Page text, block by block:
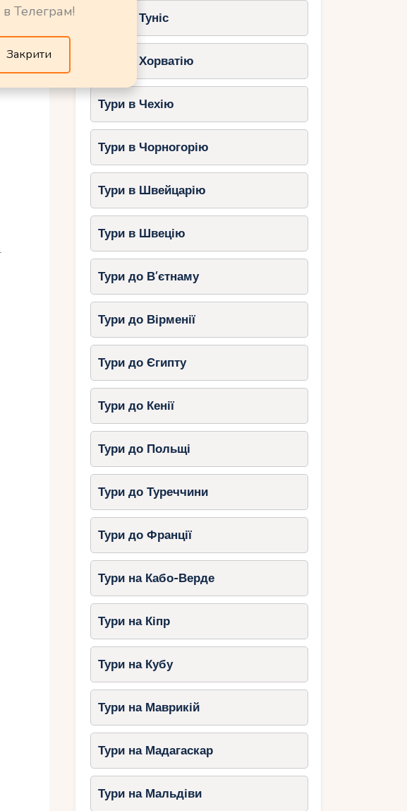
Тури в Туніс
Тури в Хорватію
Тури в Чехію
Тури в Чорногорію
Тури в Швейцарію
Тури в Швецію
Тури до В’єтнаму
Тури до Вірменії
Тури до Єгипту
Тури до Кенії
Тури до Польщі
Тури до Туреччини
Тури до Франції
Тури на Кабо-Верде
Тури на Кіпр
Тури на Кубу
Тури на Маврикій
Тури на Мадагаскар
Тури на Мальдіви
Телеграм!
Закрити